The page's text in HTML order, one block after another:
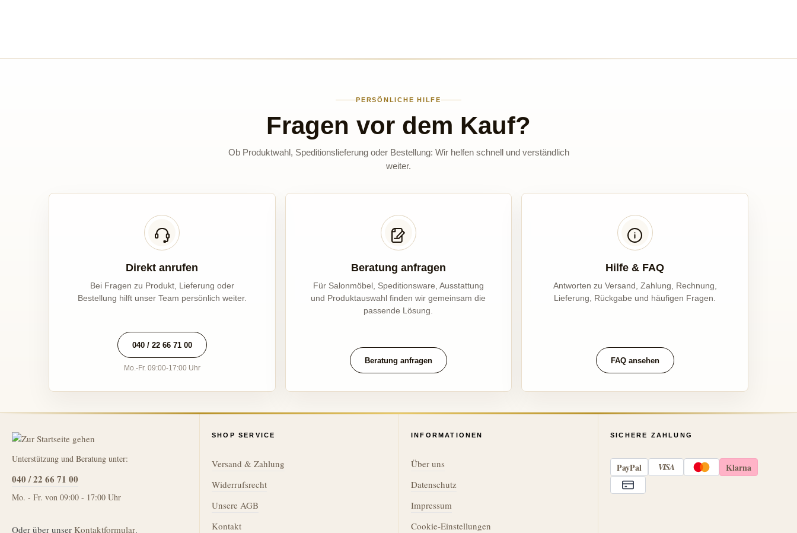
PERSÖNLICHE HILFE
Fragen vor dem Kauf?
Ob Produktwahl, Speditionslieferung oder Bestellung: Wir helfen schnell und verständlich
weiter.
Direkt anrufen
Bei Fragen zu Produkt, Lieferung oder
Bestellung hilft unser Team persönlich weiter.
040 / 22 66 71 00
Mo.-Fr. 09:00-17:00 Uhr
Beratung anfragen
Für Salonmöbel, Speditionsware, Ausstattung
und Produktauswahl finden wir gemeinsam die
passende Lösung.
Beratung anfragen
Hilfe & FAQ
Antworten zu Versand, Zahlung, Rechnung,
Lieferung, Rückgabe und häufigen Fragen.
FAQ ansehen
Unterstützung und Beratung unter:
040 / 22 66 71 00
Mo. - Fr. von 09:00 - 17:00 Uhr
Oder über unser Kontaktformular.
SHOP SERVICE
Versand & Zahlung
Widerrufsrecht
Unsere AGB
Kontakt
INFORMATIONEN
Über uns
Datenschutz
Impressum
Cookie-Einstellungen
SICHERE ZAHLUNG
PayPal VISA Klarna